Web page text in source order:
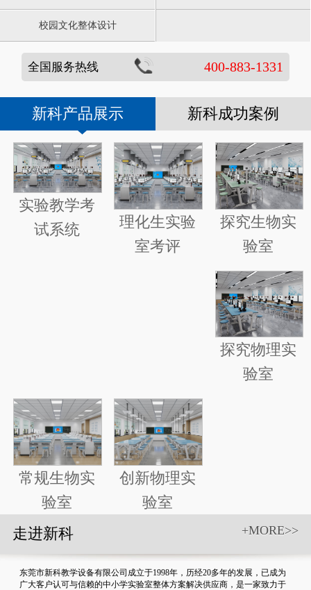
校园文化整体设计
全国服务热线 400-883-1331
新科产品展示 新科成功案例
实验教学考
试系统
理化生实验
室考评
探究生物实
验室
探究物理实
验室
常规生物实
验室
创新物理实
验室
+MORE>>
走进新科
东莞市新科教学设备有限公司成立于1998年，历经20多年的发展，已成为
广大客户认可与信赖的中小学实验室整体方案解决供应商，是一家致力于